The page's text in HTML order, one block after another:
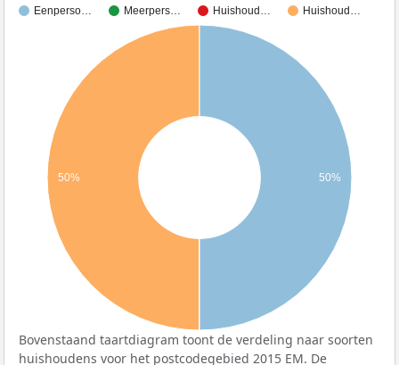
Eenperso… Meerpers… Huishoud… Huishoud…
50% 50%
Bovenstaand taartdiagram toont de verdeling naar soorten
huishoudens voor het postcodegebied 2015 EM. De